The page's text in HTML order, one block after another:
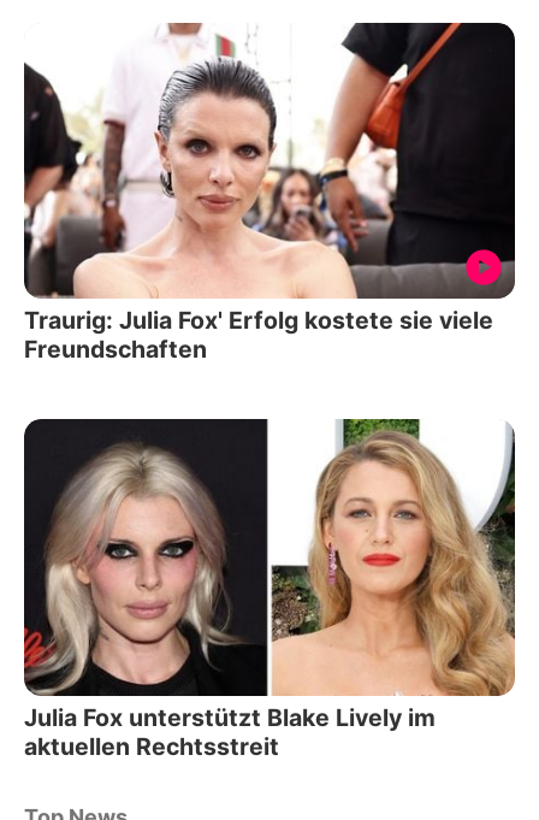
Traurig: Julia Fox' Erfolg kostete sie viele
Freundschaften
Julia Fox unterstützt Blake Lively im
aktuellen Rechtsstreit